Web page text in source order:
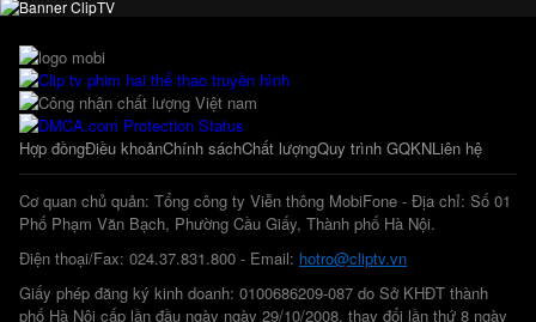
Hợp đồngĐiều khoảnChính sáchChất lượngQuy trình GQKNLiên hệ
Cơ quan chủ quản: Tổng công ty Viễn thông MobiFone - Địa chỉ: Số 01
Phố Phạm Văn Bạch, Phường Cầu Giấy, Thành phố Hà Nội.
Điện thoại/Fax: 024.37.831.800 - Email: hotro@cliptv.vn
Giấy phép đăng ký kinh doanh: 0100686209-087 do Sở KHĐT thành
phố Hà Nội cấp lần đầu ngày ngày 29/10/2008, thay đổi lần thứ 8 ngày